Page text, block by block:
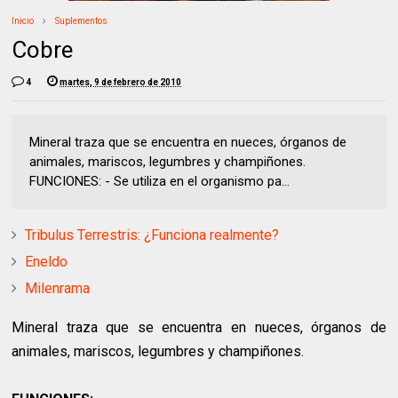
Inicio Suplementos
Cobre
4 martes, 9 de febrero de 2010
Mineral traza que se encuentra en nueces, órganos de
animales, mariscos, legumbres y champiñones.
FUNCIONES: - Se utiliza en el organismo pa...
Tribulus Terrestris: ¿Funciona realmente?
Eneldo
Milenrama
Mineral traza que se encuentra en nueces, órganos de
animales, mariscos, legumbres y champiñones.